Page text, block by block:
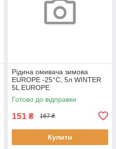
Рідина омивача зимова
EUROPE -25°C, 5л WINTER
5L EUROPE
Готово до відправки
151 ₴ 167 ₴
Купити